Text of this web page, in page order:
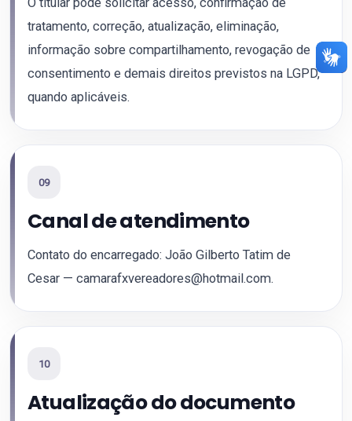
tratamento, correção, atualização, eliminação,
informação sobre compartilhamento, revogação de
consentimento e demais direitos previstos na LGPD,
quando aplicáveis.
09
Canal de atendimento
Contato do encarregado: João Gilberto Tatim de
Cesar — camarafxvereadores@hotmail.com.
10
Atualização do documento